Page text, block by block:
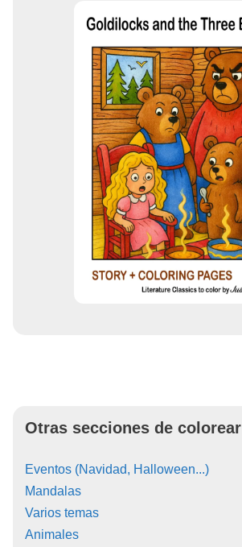
Otras secciones de colorear
Eventos (Navidad, Halloween...)
Mandalas
Varios temas
Animales